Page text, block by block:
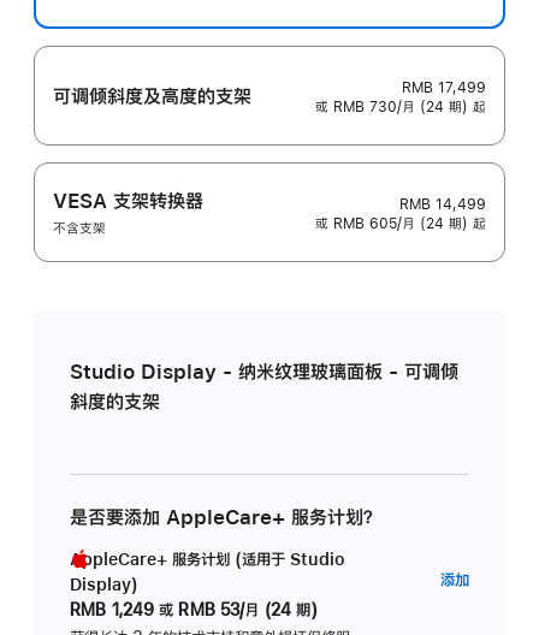
可调倾斜度及高‍度的支‍架
RMB 17,499
或 RMB 730/月 (24 期) 起
VESA 支架转换器
不含支架
RMB 14,499
或 RMB 605/月 (24 期) 起
Studio Display - 纳米纹理玻璃面板 - 可调倾
斜度的支架
是否要添加 AppleCare+ 服务计划？
AppleCare+ 服务计划 (适用于 Studio
Display)
RMB 1,249 或 RMB 53/月 (24 期)
添加